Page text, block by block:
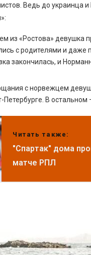
Ведь до украинца
из «Ростова» девушка
с родителями и
закончилась, и
с норвежцем
Петербурге. В
Читать также:
"Спартак" дома
матче РПЛ